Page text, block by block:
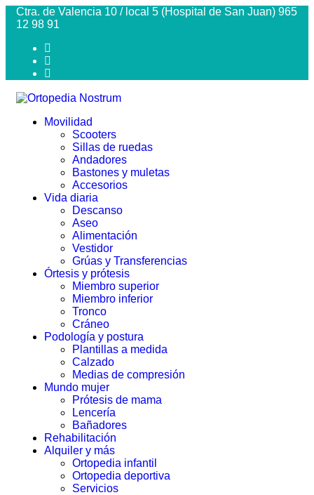
Ctra. de Valencia 10 / local 5 (Hospital de San Juan) 965
12 98 91
Movilidad
Scooters
Sillas de ruedas
Andadores
Bastones y muletas
Accesorios
Vida diaria
Descanso
Aseo
Alimentación
Vestidor
Grúas y Transferencias
Órtesis y prótesis
Miembro superior
Miembro inferior
Tronco
Cráneo
Podología y postura
Plantillas a medida
Calzado
Medias de compresión
Mundo mujer
Prótesis de mama
Lencería
Bañadores
Rehabilitación
Alquiler y más
Ortopedia infantil
Ortopedia deportiva
Servicios